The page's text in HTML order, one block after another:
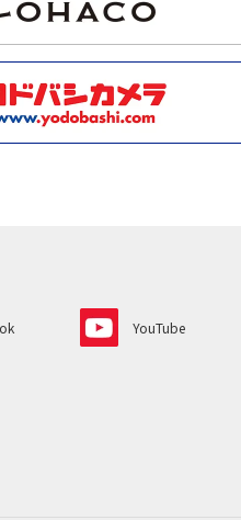
YouTube